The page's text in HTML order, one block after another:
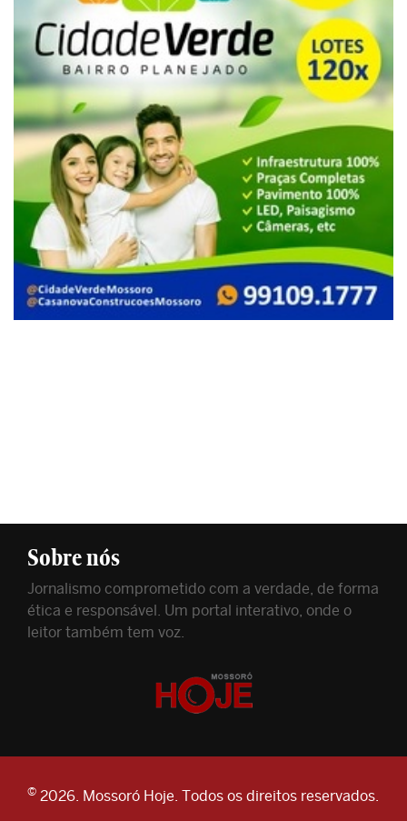
Sobre nós
Jornalismo comprometido com a verdade, de forma
ética e responsável. Um portal interativo, onde o
leitor também tem voz.
© 2026. Mossoró Hoje. Todos os direitos reservados.